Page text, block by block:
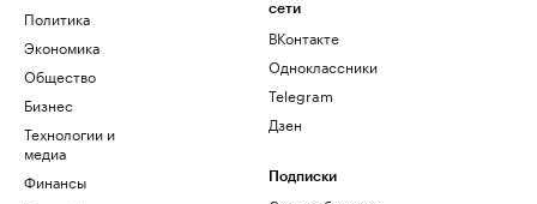
Политика
Экономика
Общество
Бизнес
Технологии и
медиа
Финансы
сети
ВКонтакте
Одноклассники
Telegram
Дзен
Подписки